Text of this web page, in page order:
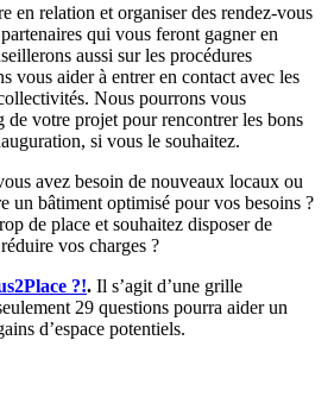
en relation et organiser des rendez-vous
qui vous feront gagner en
aussi sur les procédures
vous aider à entrer en contact avec les
Nous pourrons vous
de votre projet pour rencontrer les bons
si vous le souhaitez.
avez besoin de nouveaux locaux ou
un bâtiment optimisé pour vos besoins ?
de place et souhaitez disposer de
vos charges ?
?!. Il s’agit d’une grille
29 questions pourra aider un
d’espace potentiels.